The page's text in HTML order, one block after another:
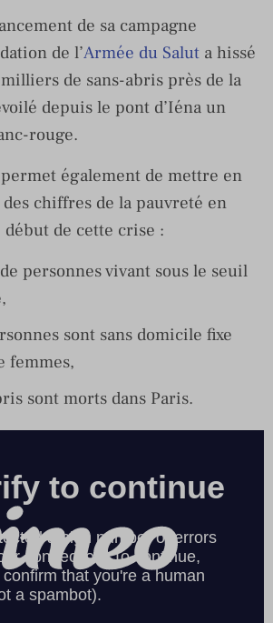
de sa campagne
de l’Armée du Salut a hissé
de sans-abris près de la
depuis le pont d’Iéna un
rouge.
également de mettre en
des chiffres de la pauvreté en
de cette crise :
personnes vivant sous le seuil
sont sans domicile fixe
femmes,
sont morts dans Paris.